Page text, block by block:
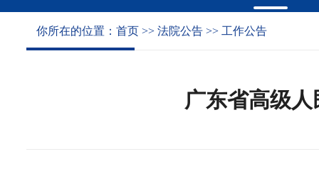
你所在的位置： 首页 >> 法院公告 >> 工作公告
广东省高级